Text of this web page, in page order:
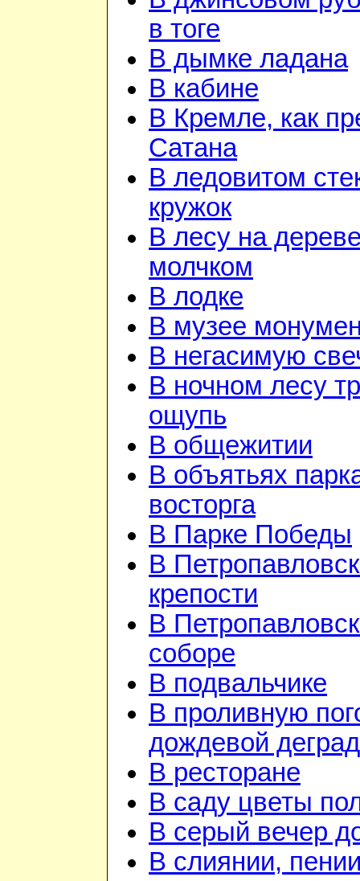
в тоге
В дымке ладана
В кабине
В Кремле, как
Сатана
В ледовитом
кружок
В лесу на
молчком
В лодке
В музее
В негасимую
В ночном лесу
ощупь
В общежитии
В объятьях
восторга
В Парке Победы
В
крепости
В
соборе
В подвальчике
В проливную
дождевой
В ресторане
В саду цветы
В серый вечер
В слиянии,